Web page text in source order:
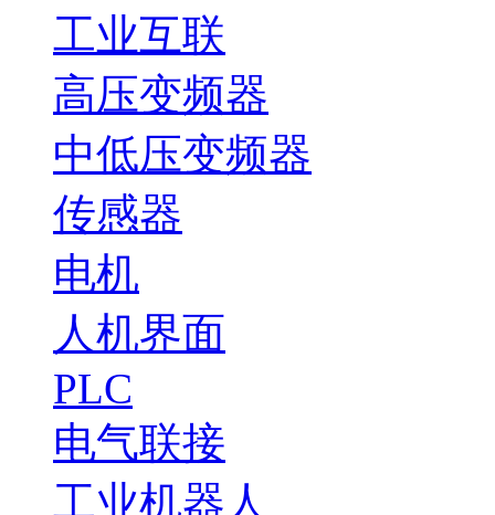
工业互联
高压变频器
中低压变频器
传感器
电机
人机界面
PLC
电气联接
工业机器人